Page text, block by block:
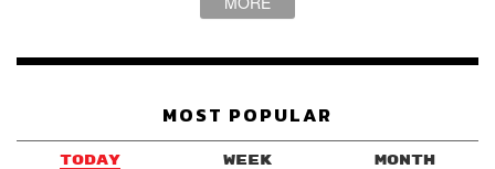
MOST POPULAR
TODAY WEEK MONTH